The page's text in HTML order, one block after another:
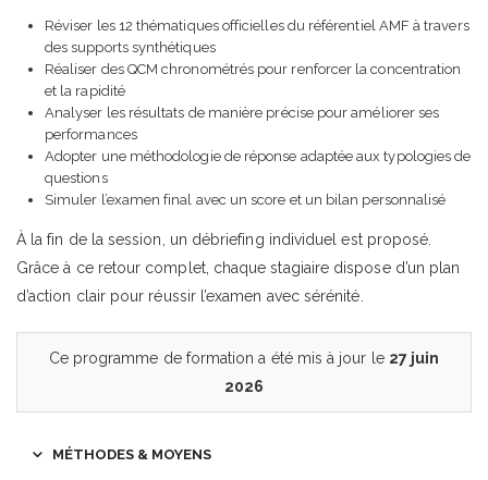
Réviser les 12 thématiques officielles du référentiel AMF à travers
des supports synthétiques
Réaliser des QCM chronométrés pour renforcer la concentration
et la rapidité
Analyser les résultats de manière précise pour améliorer ses
performances
Adopter une méthodologie de réponse adaptée aux typologies de
questions
Simuler l’examen final avec un score et un bilan personnalisé
À la fin de la session, un débriefing individuel est proposé.
Grâce à ce retour complet, chaque stagiaire dispose d’un plan
d’action clair pour réussir l’examen avec sérénité.
Ce programme de formation a été mis à jour le 27 juin
2026
MÉTHODES & MOYENS